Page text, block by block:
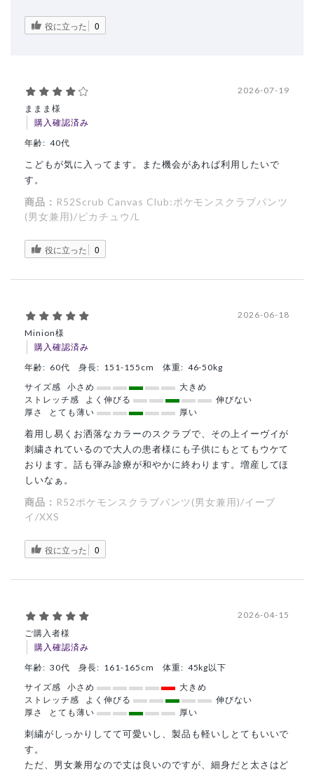
役に立った 0
ままま様
購入確認済み
2026-07-19
年齢: 40代
こどもが気に入ってます。また機会があれば利用したいで
す。
商品： R52Scrub Canvas Club:ポケモンスクラブパンツ
(男女兼用)/ピカチュウ/L
役に立った 0
Minion様
購入確認済み
2026-06-18
年齢: 60代 身長: 151-155cm 体重: 46-50kg
サイズ感
小さめ
大きめ
ストレッチ感
よく伸びる
伸びない
厚さ
とても薄い 厚い
着用し易くお洒落なカラーのスクラブで、その上イーヴイが
刺繍されているので大人の患者様にも子供にもとてもウケて
おります。話も弾み診療が和やかに終わります。増産してほ
しいなぁ。
商品： R52ポケモンスクラブパンツ(男女兼用)/イーブ
イ/XXS
役に立った 0
ご購入者様
購入確認済み
2026-04-15
年齢: 30代 身長: 161-165cm 体重: 45kg以下
サイズ感
小さめ
大きめ
ストレッチ感
よく伸びる
伸びない
厚さ
とても薄い 厚い
刺繍がしっかりしてて可愛いし、製品も軽いしとてもいいで
す。
ただ、男女兼用なので丈は良いのですが、細身だと太さはど